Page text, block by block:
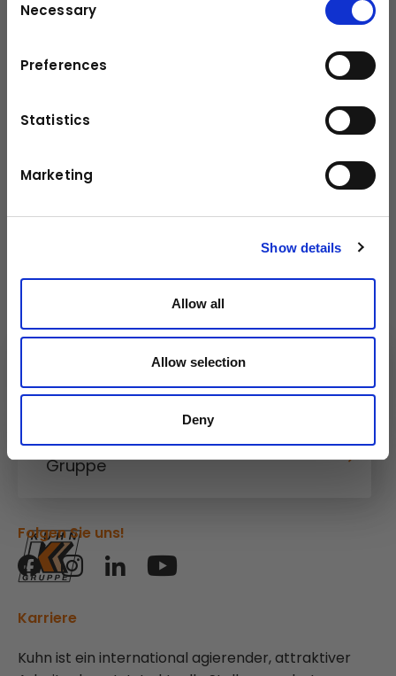
Selection
Necessary
Preferences
Statistics
Marketing
Show details
Allow all
Allow selection
Deny
Reifen
4-Rad-Bandage
9480 kg
Fahrgeschwindigkeit ohne Last
23 km/h
20,5 km/h
Baumaschinen
Kuhn
Gruppe
Karriere
Kuhn ist ein international agierender, attraktiver
Folgen Sie uns!